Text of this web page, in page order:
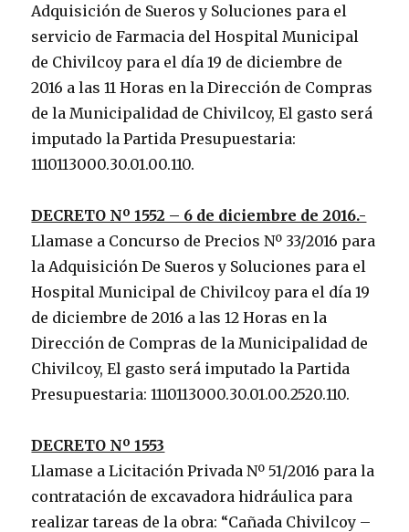
Adquisición de Sueros y Soluciones para el
servicio de Farmacia del Hospital Municipal
de Chivilcoy para el día 19 de diciembre de
2016 a las 11 Horas en la Dirección de Compras
de la Municipalidad de Chivilcoy, El gasto será
imputado la Partida Presupuestaria:
1110113000.30.01.00.110.
DECRETO Nº 1552 – 6 de diciembre de 2016.-
Llamase a Concurso de Precios Nº 33/2016 para
la Adquisición De Sueros y Soluciones para el
Hospital Municipal de Chivilcoy para el día 19
de diciembre de 2016 a las 12 Horas en la
Dirección de Compras de la Municipalidad de
Chivilcoy, El gasto será imputado la Partida
Presupuestaria: 1110113000.30.01.00.2520.110.
DECRETO Nº 1553
Llamase a Licitación Privada Nº 51/2016 para la
contratación de excavadora hidráulica para
realizar tareas de la obra: “Cañada Chivilcoy –